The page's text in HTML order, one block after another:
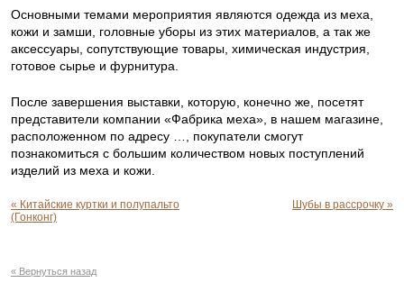
Основными темами мероприятия являются одежда из меха,
кожи и замши, головные уборы из этих материалов, а так же
аксессуары, сопутствующие товары, химическая индустрия,
готовое сырье и фурнитура.
После завершения выставки, которую, конечно же, посетят
представители компании «Фабрика меха», в нашем магазине,
расположенном по адресу …, покупатели смогут
познакомиться с большим количеством новых поступлений
изделий из меха и кожи.
« Китайские куртки и полупальто
(Гонконг)
Шубы в рассрочку »
« Вернуться назад